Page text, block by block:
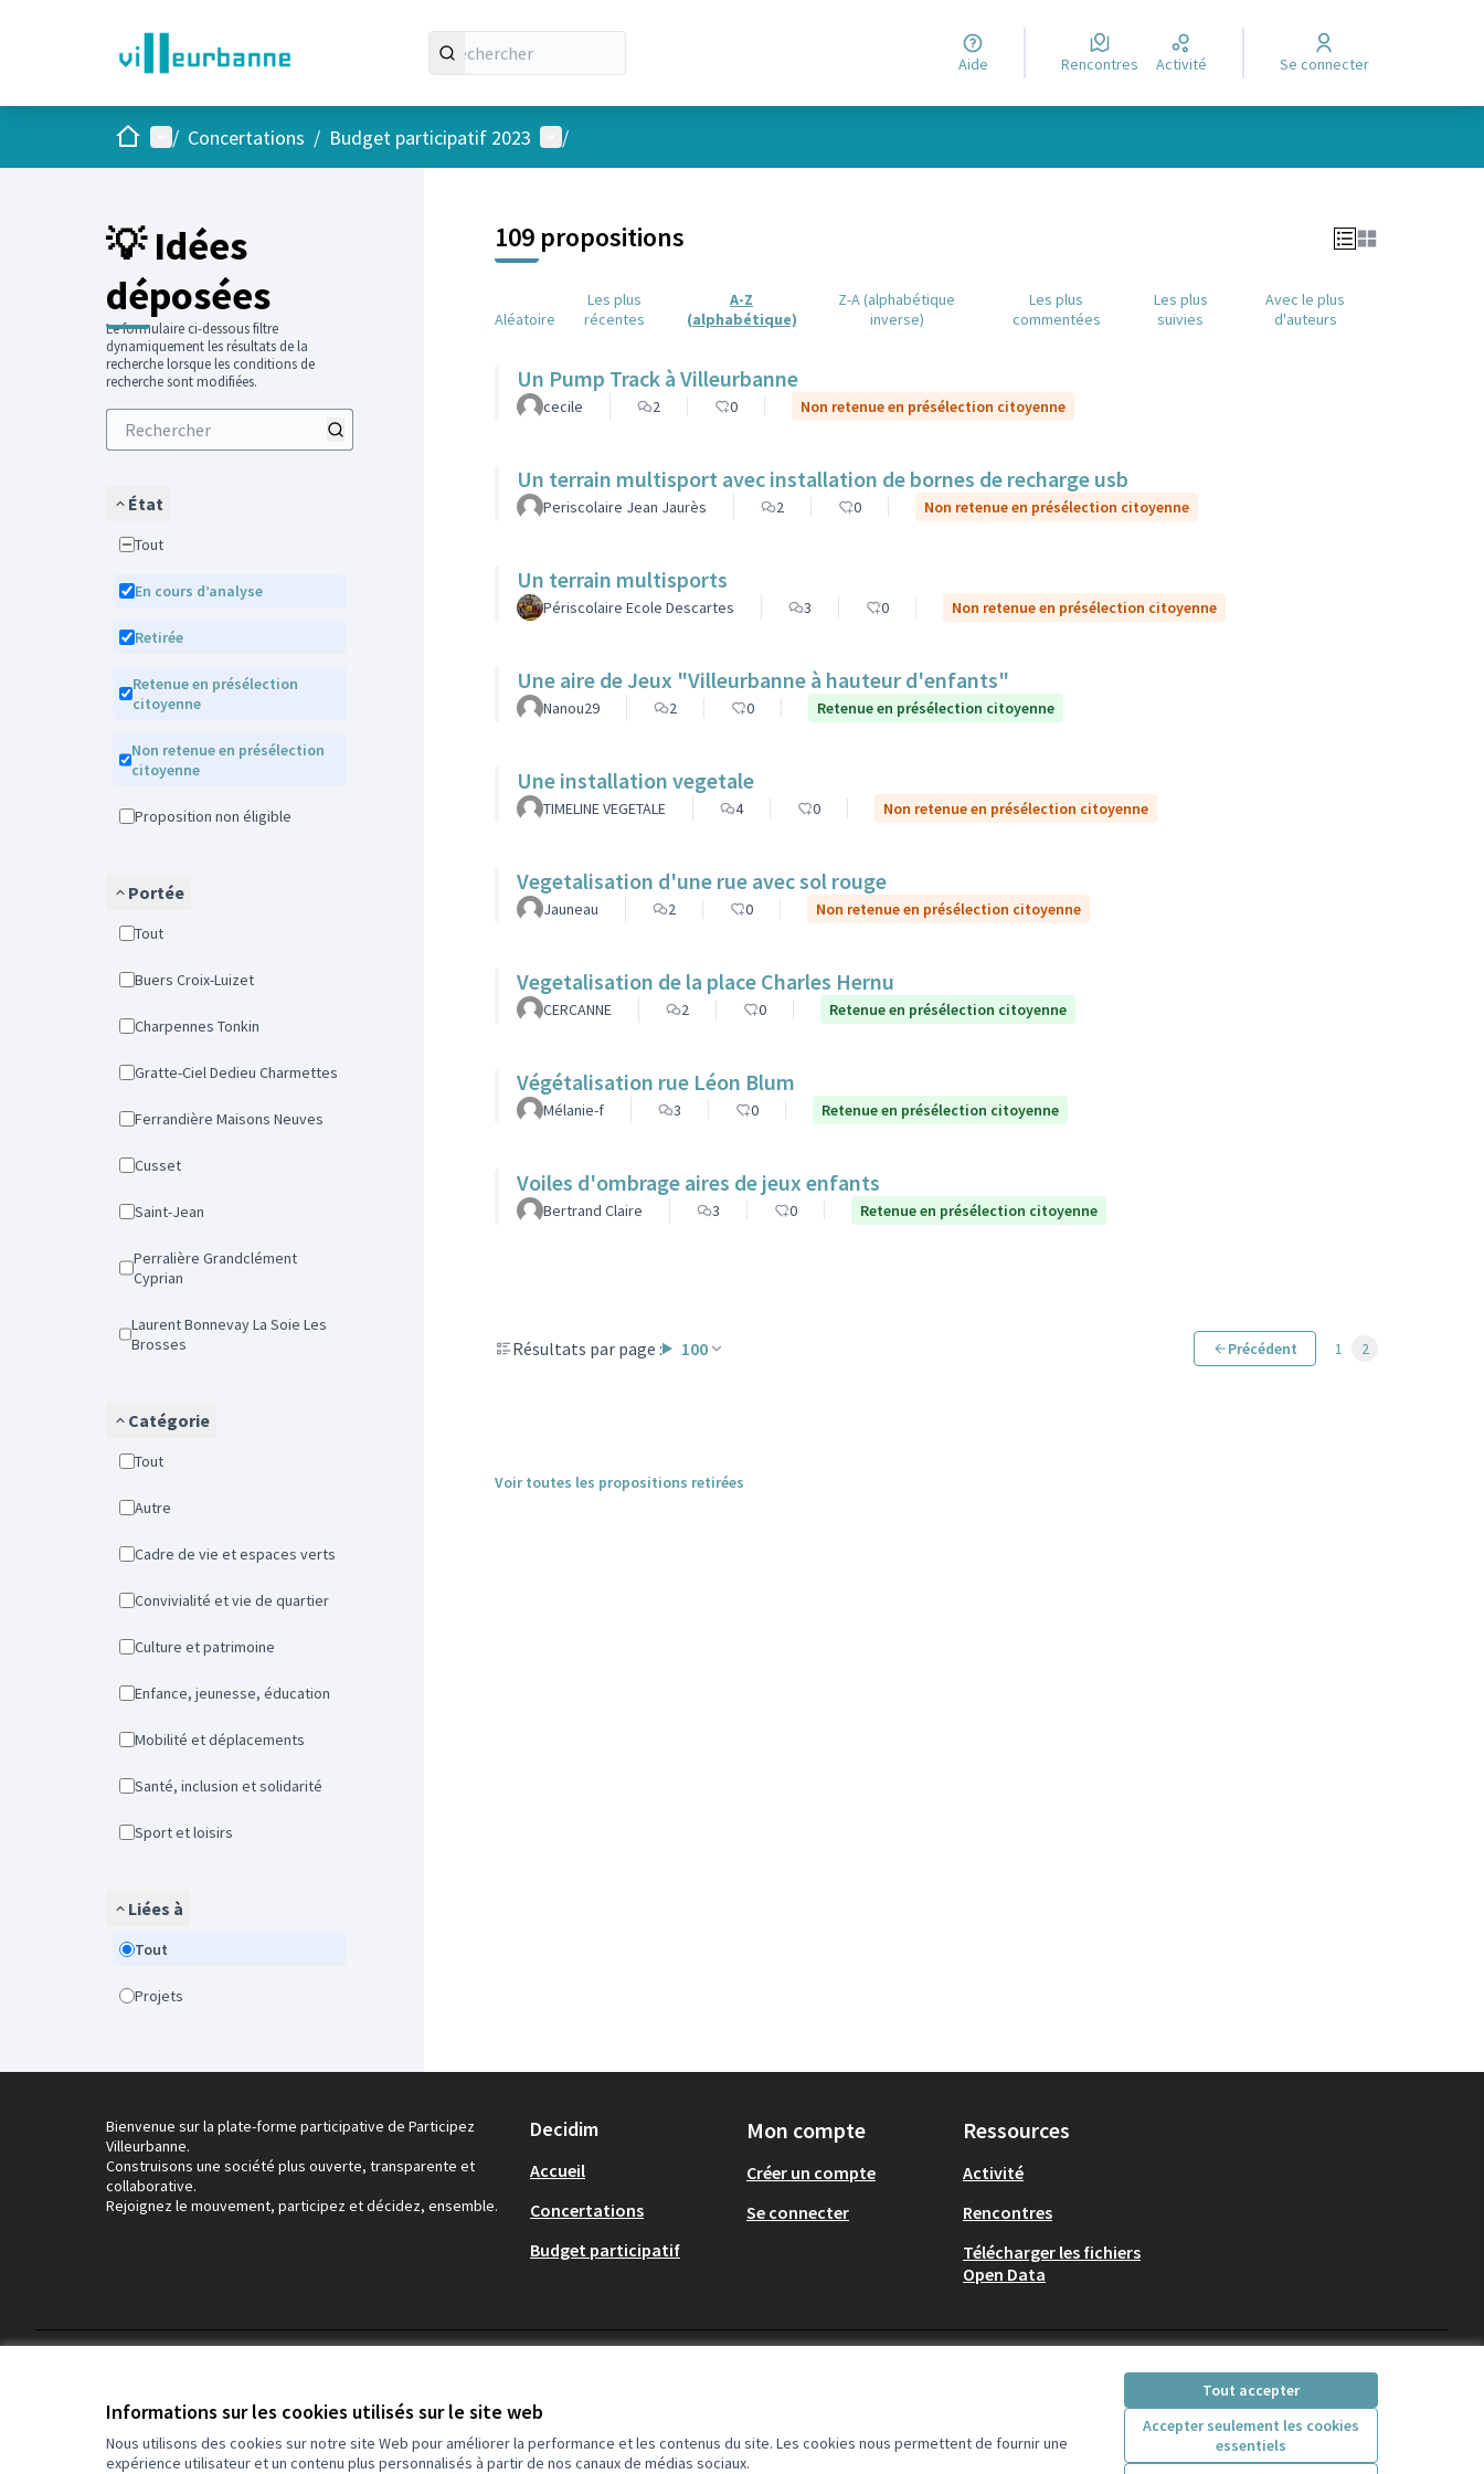
Informations sur les cookies utilisés sur le site web
Nous utilisons des cookies sur notre site Web pour améliorer la performance et les contenus du site. Les cookies nous permettent de fournir une
expérience utilisateur et un contenu plus personnalisés à partir de nos canaux de médias sociaux.
Tout accepter
Accepter seulement les cookies
essentiels
Aide Rencontres Activité Se connecter
AccueilMenu principal
/ Concertations / Budget participatif 2023 Menu utilisateur
/
💡 Idées
déposées
Le formulaire ci-dessous filtre
dynamiquement les résultats de la
recherche lorsque les conditions de
recherche sont modifiées.
État
Tout
En cours d’analyse
Retirée
Retenue en présélection
citoyenne
Non retenue en présélection
citoyenne
Proposition non éligible
Portée
Tout
Buers Croix-Luizet
Charpennes Tonkin
Gratte-Ciel Dedieu Charmettes
Ferrandière Maisons Neuves
Cusset
Saint-Jean
Perralière Grandclément
Cyprian
Laurent Bonnevay La Soie Les
Brosses
Catégorie
Tout
Autre
Cadre de vie et espaces verts
Convivialité et vie de quartier
Culture et patrimoine
Enfance, jeunesse, éducation
Mobilité et déplacements
Santé, inclusion et solidarité
Sport et loisirs
Liées à
Tout
Projets
109 propositions
Aléatoire
Les plus
récentes
A-Z
(alphabétique)
Z-A (alphabétique
inverse)
Les plus
commentées
Les plus
suivies
Avec le plus
d'auteurs
Un Pump Track à Villeurbanne
cecile 2 0 Non retenue en présélection citoyenne
Un terrain multisport avec installation de bornes de recharge usb
Periscolaire Jean Jaurès 2 0 Non retenue en présélection citoyenne
Un terrain multisports
Périscolaire Ecole Descartes 3 0 Non retenue en présélection citoyenne
Une aire de Jeux "Villeurbanne à hauteur d'enfants"
Nanou29 2 0 Retenue en présélection citoyenne
Une installation vegetale
TIMELINE VEGETALE 4 0 Non retenue en présélection citoyenne
Vegetalisation d'une rue avec sol rouge
Jauneau 2 0 Non retenue en présélection citoyenne
Vegetalisation de la place Charles Hernu
CERCANNE 2 0 Retenue en présélection citoyenne
Végétalisation rue Léon Blum
Mélanie-f 3 0 Retenue en présélection citoyenne
Voiles d'ombrage aires de jeux enfants
Bertrand Claire 3 0 Retenue en présélection citoyenne
Résultats par page : 100 Précédent 1 2
Voir toutes les propositions retirées
Bienvenue sur la plate-forme participative de Participez
Villeurbanne.
Construisons une société plus ouverte, transparente et
collaborative.
Rejoignez le mouvement, participez et décidez, ensemble.
Decidim
Accueil
Concertations
Budget participatif
Mon compte
Créer un compte
Se connecter
Ressources
Activité
Rencontres
Télécharger les fichiers
Open Data
(Lien externe)
(Lien externe)(Lien externe)(Lien externe)
Licence Creative
(Lien externe)